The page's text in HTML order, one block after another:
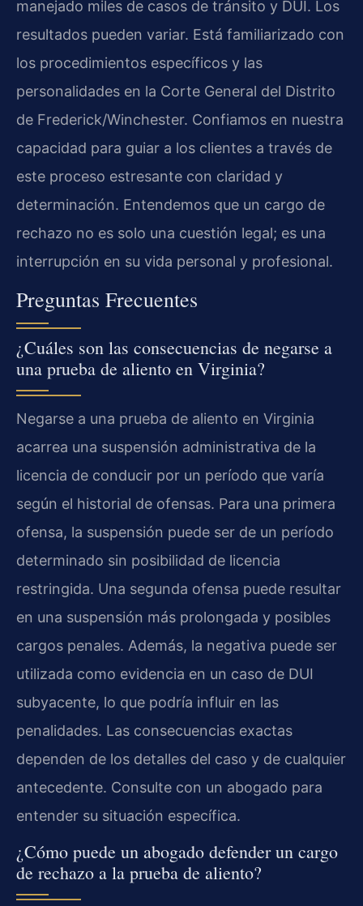
manejado miles de casos de tránsito y DUI. Los
resultados pueden variar. Está familiarizado con
los procedimientos específicos y las
personalidades en la Corte General del Distrito
de Frederick/Winchester. Confiamos en nuestra
capacidad para guiar a los clientes a través de
este proceso estresante con claridad y
determinación. Entendemos que un cargo de
rechazo no es solo una cuestión legal; es una
interrupción en su vida personal y profesional.
Preguntas Frecuentes
¿Cuáles son las consecuencias de negarse a
una prueba de aliento en Virginia?
Negarse a una prueba de aliento en Virginia
acarrea una suspensión administrativa de la
licencia de conducir por un período que varía
según el historial de ofensas. Para una primera
ofensa, la suspensión puede ser de un período
determinado sin posibilidad de licencia
restringida. Una segunda ofensa puede resultar
en una suspensión más prolongada y posibles
cargos penales. Además, la negativa puede ser
utilizada como evidencia en un caso de DUI
subyacente, lo que podría influir en las
penalidades. Las consecuencias exactas
dependen de los detalles del caso y de cualquier
antecedente. Consulte con un abogado para
entender su situación específica.
¿Cómo puede un abogado defender un cargo
de rechazo a la prueba de aliento?